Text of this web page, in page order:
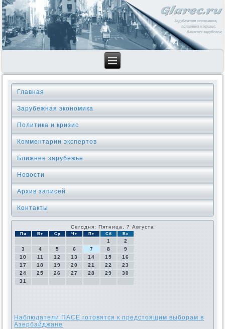
Главная
Зарубежная экономика
Политика и кризис
Комментарии экспертов
Ближнее зарубежье
Новости
Архив записей
Контакты
Сегодня: Пятница, 7 Августа
Пн Вт Ср Чт Пт Сб Вс
1
2
3
4 5 6 7 8
9
10
11 12 13 14 15
16
17
18 19 20 21 22
23
24
25 26 27 28 29
30
31
Наблюдатели ПАСЕ готовятся к предстоящим выборам в
Азербайджане